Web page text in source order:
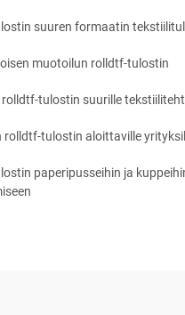
suuren formaatin
muotoilun rolldtf-tulostin
rolldtf-tulostin suurille
rolldtf-tulostin aloittaville
paperipusseihin ja